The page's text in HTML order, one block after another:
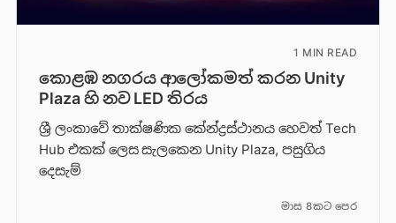
1 MIN READ
කොළඹ නගරය ආලෝකමත් කරන Unity
Plaza හි නව LED තිරය
ශ්‍රී ලංකාවේ තාක්ෂණික කේන්ද්‍රස්ථානය හෙවත් Tech
Hub එකක් ලෙස සැලකෙන Unity Plaza, පසුගිය
දෙසැම්
මාස 8කට පෙර